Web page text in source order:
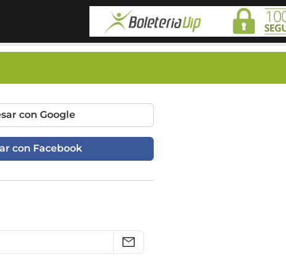
con Google
con Facebook